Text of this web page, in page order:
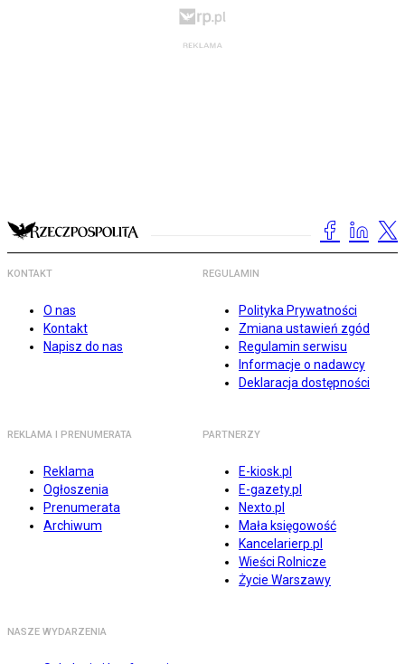
KONTAKT
O nas
Kontakt
Napisz do nas
REGULAMIN
Polityka Prywatności
Zmiana ustawień zgód
Regulamin serwisu
Informacje o nadawcy
Deklaracja dostępności
REKLAMA I PRENUMERATA
Reklama
Ogłoszenia
Prenumerata
Archiwum
PARTNERZY
E-kiosk.pl
E-gazety.pl
Nexto.pl
Mała księgowość
Kancelarierp.pl
Wieści Rolnicze
Życie Warszawy
NASZE WYDARZENIA